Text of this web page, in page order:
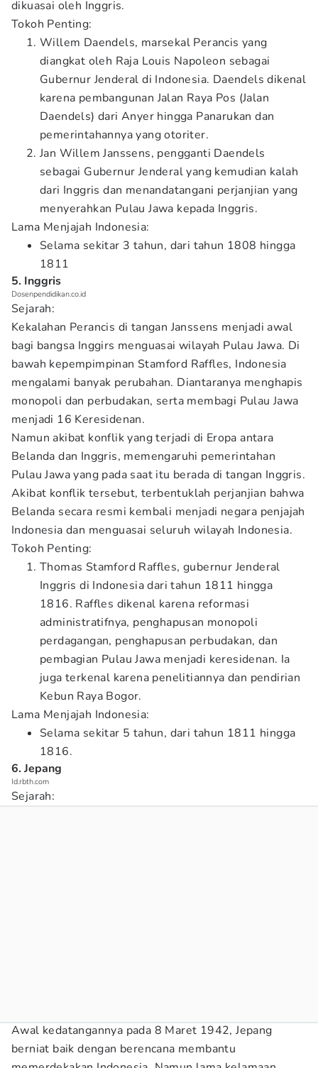
dikuasai oleh Inggris.
Tokoh Penting:
Willem Daendels, marsekal Perancis yang
diangkat oleh Raja Louis Napoleon sebagai
Gubernur Jenderal di Indonesia. Daendels dikenal
karena pembangunan Jalan Raya Pos (Jalan
Daendels) dari Anyer hingga Panarukan dan
pemerintahannya yang otoriter.
Jan Willem Janssens, pengganti Daendels
sebagai Gubernur Jenderal yang kemudian kalah
dari Inggris dan menandatangani perjanjian yang
menyerahkan Pulau Jawa kepada Inggris.
Lama Menjajah Indonesia:
Selama sekitar 3 tahun, dari tahun 1808 hingga
1811
5. Inggris
Dosenpendidikan.co.id
Sejarah:
Kekalahan Perancis di tangan Janssens menjadi awal
bagi bangsa Inggirs menguasai wilayah Pulau Jawa. Di
bawah kepempimpinan Stamford Raffles, Indonesia
mengalami banyak perubahan. Diantaranya menghapis
monopoli dan perbudakan, serta membagi Pulau Jawa
menjadi 16 Keresidenan.
Namun akibat konflik yang terjadi di Eropa antara
Belanda dan Inggris, memengaruhi pemerintahan
Pulau Jawa yang pada saat itu berada di tangan Inggris.
Akibat konflik tersebut, terbentuklah perjanjian bahwa
Belanda secara resmi kembali menjadi negara penjajah
Indonesia dan menguasai seluruh wilayah Indonesia.
Tokoh Penting:
Thomas Stamford Raffles, gubernur Jenderal
Inggris di Indonesia dari tahun 1811 hingga
1816. Raffles dikenal karena reformasi
administratifnya, penghapusan monopoli
perdagangan, penghapusan perbudakan, dan
pembagian Pulau Jawa menjadi keresidenan. Ia
juga terkenal karena penelitiannya dan pendirian
Kebun Raya Bogor.
Lama Menjajah Indonesia:
Selama sekitar 5 tahun, dari tahun 1811 hingga
1816.
6. Jepang
Id.rbth.com
Sejarah:
Awal kedatangannya pada 8 Maret 1942, Jepang
berniat baik dengan berencana membantu